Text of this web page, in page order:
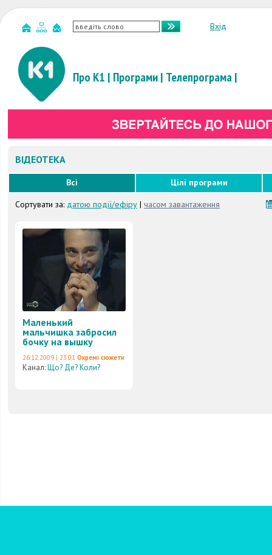
Вхід
Про К1 | Програми| Телепрограма|
ВІДЕОТЕКА
Всі
Цілі програми
Сортувати за: датою події/ефіру | часом завантаження
Маленький
мальчишка забросил
бочку на вышку
26.12.2009 | 23:01 Окремі сюжети
Канал:Що? Де? Коли?